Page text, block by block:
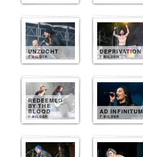
UNZUCHT
7 BILDER
DEPRIVATION
7 BILDER
REDEEMED
BY THE
BLOOD
7 BILDER
AD INFINITUM
7 BILDER